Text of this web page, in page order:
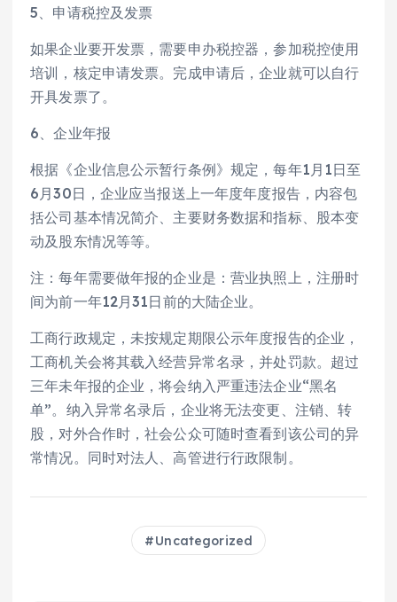
5、申请税控及发票
如果企业要开发票，需要申办税控器，参加税控使用
培训，核定申请发票。完成申请后，企业就可以自行
开具发票了。
6、企业年报
根据《企业信息公示暂行条例》规定，每年1月1日至
6月30日，企业应当报送上一年度年度报告，内容包
括公司基本情况简介、主要财务数据和指标、股本变
动及股东情况等等。
注：每年需要做年报的企业是：营业执照上，注册时
间为前一年12月31日前的大陆企业。
工商行政规定，未按规定期限公示年度报告的企业，
工商机关会将其载入经营异常名录，并处罚款。超过
三年未年报的企业，将会纳入严重违法企业“黑名
单”。纳入异常名录后，企业将无法变更、注销、转
股，对外合作时，社会公众可随时查看到该公司的异
常情况。同时对法人、高管进行行政限制。
Uncategorized